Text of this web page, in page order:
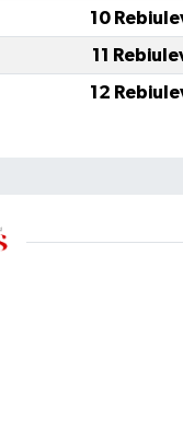
10
11
12